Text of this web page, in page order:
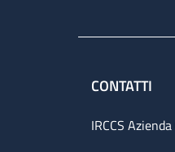
CONTATTI
IRCCS